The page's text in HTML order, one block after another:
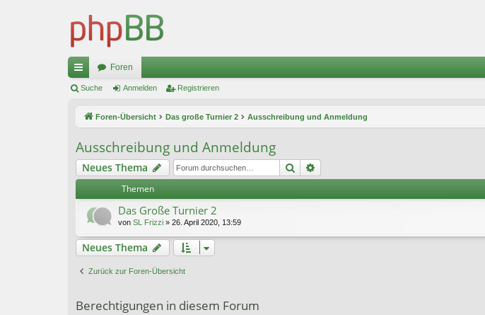
ch
ug
riff
Foren
Suche Anmelden Registrieren
Foren-Übersicht Das große Turnier 2 Ausschreibung und Anmeldung
Ausschreibung und Anmeldung
Neues Thema Suche
Themen
Das Große Turnier 2
von SL Frizzi » 26. April 2020, 13:59
Neues Thema
Zurück zur Foren-Übersicht
Berechtigungen in diesem Forum